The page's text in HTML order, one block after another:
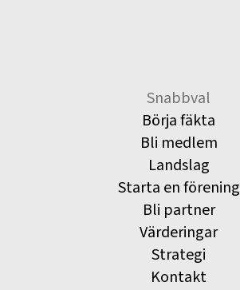
Snabbval
Börja fäkta
Bli medlem
Landslag
Starta en förening
Bli partner
Värderingar
Strategi
Kontakt